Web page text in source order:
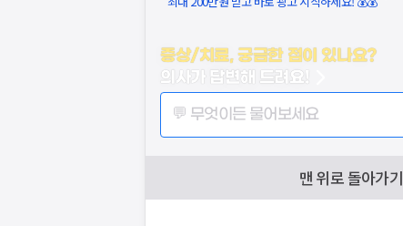
증상/치료, 궁금한 점이 있나요?
의사가 답변해 드려요!
💬 무엇이든 물어보세요
맨 위로 돌아가기